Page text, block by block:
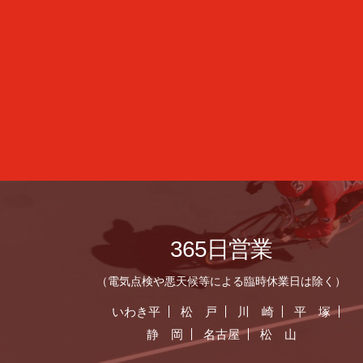
365日営業
（電気点検や悪天候等による臨時休業日は除く）
いわき平 松 戸 川 崎
平 塚
静 岡
名古屋 松 山